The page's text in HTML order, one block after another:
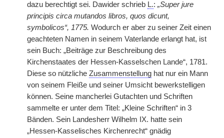
dazu berechtigt sei. Dawider schrieb L.: „Super jure
principis circa mutandos libros, quos dicunt,
symbolicos“, 1775. Wodurch er aber zu seiner Zeit einen
geachteten Namen in seinem Vaterlande erlangt hat, ist
sein Buch: „Beiträge zur Beschreibung des
Kirchenstaates der Hessen-Kasselschen Lande“, 1781.
Diese so nützliche Zusammenstellung hat nur ein Mann
von seinem Fleiße und seiner Umsicht bewerkstelligen
können. Seine mancherlei Gutachten und Schriften
sammelte er unter dem Titel: „Kleine Schriften“ in 3
Bänden. Sein Landesherr Wilhelm IX. hatte sein
„Hessen-Kasselisches Kirchenrecht“ gnädig